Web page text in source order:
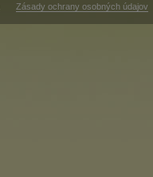
Zásady ochrany osobných údajov